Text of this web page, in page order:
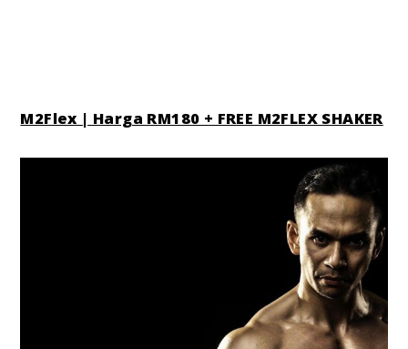
M2Flex | Harga RM180 + FREE M2FLEX SHAKER